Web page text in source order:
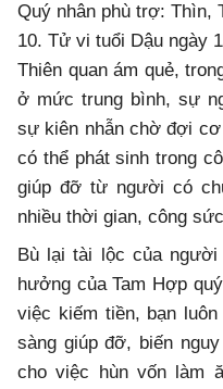
Quý nhân phù trợ: Thìn,
10. Tử vi tuổi Dậu ngày
Thiên quan ám quẻ,
ở mức trung bình, sự
sự kiên nhẫn chờ đợi
có thể phát sinh trong
giúp đỡ từ người có
nhiều thời gian, công
Bù lại tài lộc của
hưởng của Tam Hợp
việc kiếm tiền, bạn
sàng giúp đỡ, biến
cho việc hùn vốn làm